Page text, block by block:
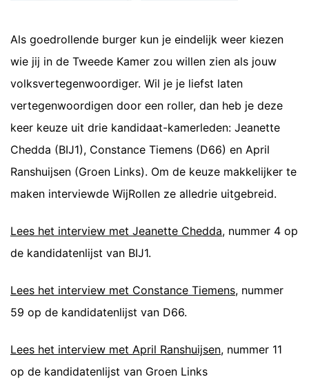
Als goedrollende burger kun je eindelijk weer kiezen
wie jij in de Tweede Kamer zou willen zien als jouw
volksvertegenwoordiger. Wil je je liefst laten
vertegenwoordigen door een roller, dan heb je deze
keer keuze uit drie kandidaat-kamerleden: Jeanette
Chedda (BIJ1), Constance Tiemens (D66) en April
Ranshuijsen (Groen Links). Om de keuze makkelijker te
maken interviewde WijRollen ze alledrie uitgebreid.
Lees het interview met Jeanette Chedda, nummer 4 op
de kandidatenlijst van BIJ1.
Lees het interview met Constance Tiemens, nummer
59 op de kandidatenlijst van D66.
Lees het interview met April Ranshuijsen, nummer 11
op de kandidatenlijst van Groen Links